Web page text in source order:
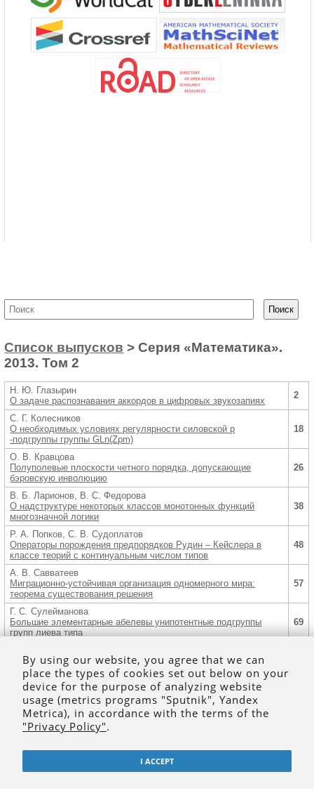
Список выпусков > Серия «Математика».
2013. Том 2
Н. Ю. Глазырин
О задаче распознавания аккордов в цифровых звукозапиях
2
С. Г. Колесников
О необходимых условиях регулярности силовской p
-подгруппы группы GLn(Zpm)
18
О. В. Кравцова
Полуполевые плоскости четного порядка, допускающие
бэровскую инволюцию
26
В. Б. Ларионов, В. С. Федорова
О надструктуре некоторых классов монотонных функций
многозначной логики
38
Р. А. Попков, С. В. Судоплатов
Операторы порождения предпорядков Рудин – Кейслера в
классе теорий с континуальным числом типов
48
А. В. Савватеев
Миграционно-устойчивая организация одномерного мира:
теорема существования решения
57
Г. С. Сулейманова
Большие элементарные абелевы унипотентные подгруппы
групп лиева типа
69
Метод последовательных приближений в параболической
начально-краевой задаче
И. А. Яковчук
Типы базисов суперклонов ранга 2
В. Ф. Чистяков
Памяти Юрия Еремеевича Бояринцева
By using our website, you agree that we can
place the types of cookies set out below on your
device for the purpose of analyzing website
usage (metrics programs "Sputnik", Yandex
Metrica), in accordance with the terms of the
"Privacy Policy".
I ACCEPT